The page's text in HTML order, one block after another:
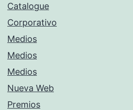
Catalogue
Corporativo
Medios
Medios
Medios
Nueva Web
Premios